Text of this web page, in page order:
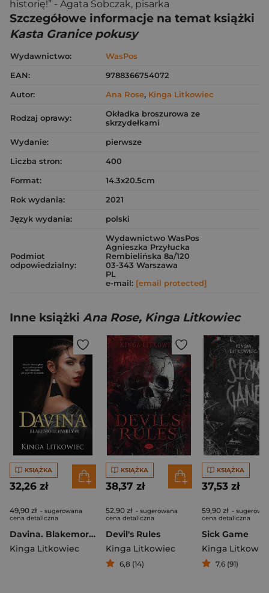
historię!” - Agata Sobczak, pisarka
Szczegółowe informacje na temat książki
Kasta Granice pokusy
Wydawnictwo:
WasPos
EAN:
9788366754072
Autor:
Ana Rose, Kinga Litkowiec
Rodzaj oprawy:
Okładka broszurowa ze
skrzydełkami
Wydanie:
pierwsze
Liczba stron:
400
Format:
14.3x20.5cm
Rok wydania:
2021
Język wydania:
polski
Podmiot
odpowiedzialny:
Wydawnictwo WasPos
Agnieszka Przyłucka
Rembielińska 8a/120
03-343 Warszawa
PL
e-mail: [email protected]
Inne książki Ana Rose, Kinga Litkowiec
KSIĄŻKA
32,26 zł
49,90 zł - sugerowana
cena detaliczna
Davina. Blakemore Family. Tom 8
Kinga Litkowiec
KSIĄŻKA
38,37 zł
52,90 zł - sugerowana
cena detaliczna
Devil's Rules
Kinga Litkowiec
6,8 (14)
KSIĄŻKA
37,53 zł
59,90 zł -
cena detaliczna
Sick Game
Kinga
7,6 (91)